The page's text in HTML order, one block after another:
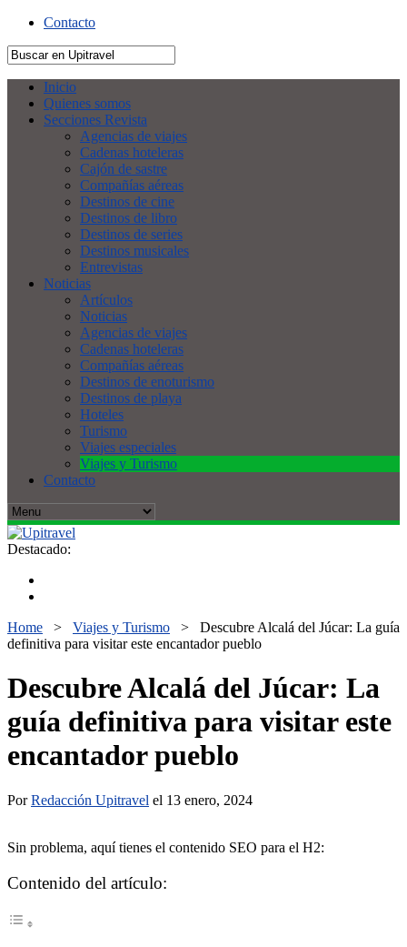
Contacto
Inicio
Quienes somos
Secciones Revista
Agencias de viajes
Cadenas hoteleras
Cajón de sastre
Compañías aéreas
Destinos de cine
Destinos de libro
Destinos de series
Destinos musicales
Entrevistas
Noticias
Artículos
Noticias
Agencias de viajes
Cadenas hoteleras
Compañías aéreas
Destinos de enoturismo
Destinos de playa
Hoteles
Turismo
Viajes especiales
Viajes y Turismo
Contacto
Destacado:
Home > Viajes y Turismo > Descubre Alcalá del Júcar: La guía
definitiva para visitar este encantador pueblo
Descubre Alcalá del Júcar: La
guía definitiva para visitar este
encantador pueblo
PorRedacción Upitravel el 13 enero, 2024
Sin problema, aquí tienes el contenido SEO para el H2:
Contenido del artículo: